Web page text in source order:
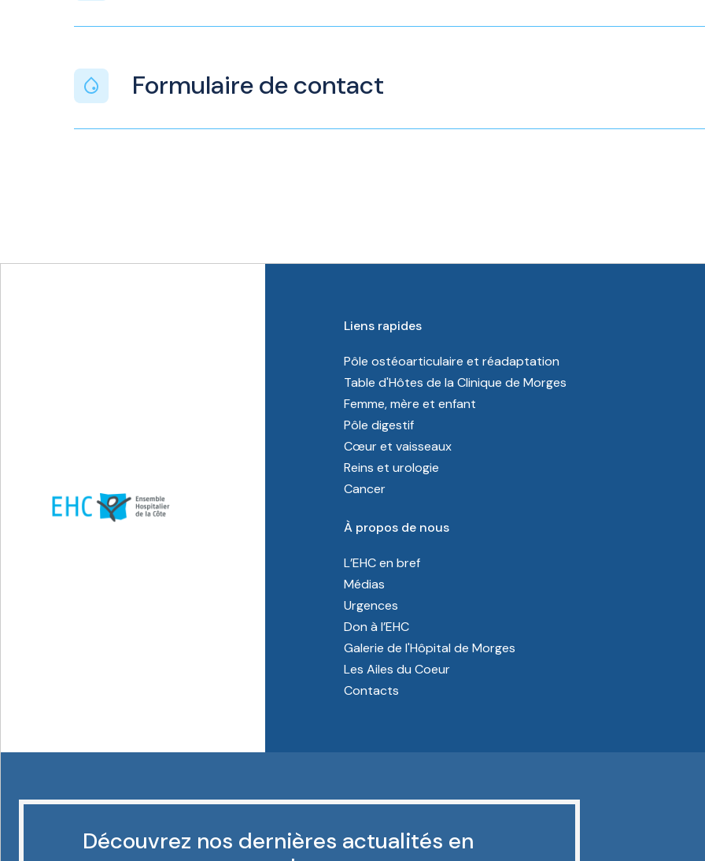
Formulaire de contact
Liens rapides
Pôle ostéoarticulaire et réadaptation
Table d'Hôtes de la Clinique de Morges
Femme, mère et enfant
Pôle digestif
Cœur et vaisseaux
Reins et urologie
Cancer
À propos de nous
L’EHC en bref
Médias
Urgences
Don à l’EHC
Galerie de l'Hôpital de Morges
Les Ailes du Coeur
Contacts
Découvrez nos dernières actualités en